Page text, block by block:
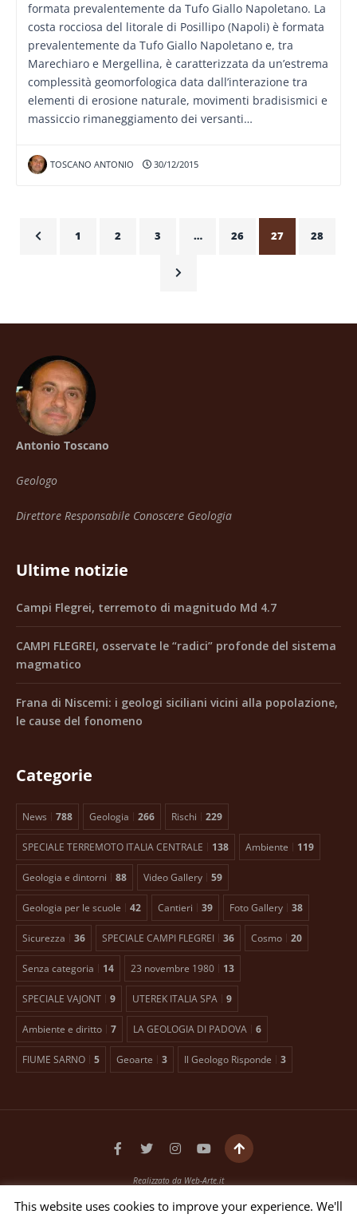
formata prevalentemente da Tufo Giallo Napoletano. La
costa rocciosa del litorale di Posillipo (Napoli) è formata
prevalentemente da Tufo Giallo Napoletano e, tra
Marechiaro e Mergellina, è caratterizzata da un’estrema
complessità geomorfologica data dall’interazione tra
elementi di erosione naturale, movimenti bradisismici e
massiccio rimaneggiamento dei versanti…
TOSCANO ANTONIO 30/12/2015
1 2 3 … 26 27 28
Antonio Toscano
Geologo
Direttore Responsabile Conoscere Geologia
Ultime notizie
Campi Flegrei, terremoto di magnitudo Md 4.7
CAMPI FLEGREI, osservate le “radici” profonde del sistema
magmatico
Frana di Niscemi: i geologi siciliani vicini alla popolazione,
le cause del fonomeno
Categorie
News 788 Geologia 266 Rischi 229
SPECIALE TERREMOTO ITALIA CENTRALE 138 Ambiente 119
Geologia e dintorni 88 Video Gallery 59
Geologia per le scuole 42 Cantieri 39 Foto Gallery 38
Sicurezza 36 SPECIALE CAMPI FLEGREI 36 Cosmo 20
Senza categoria 14 23 novembre 1980 13
SPECIALE VAJONT 9 UTEREK ITALIA SPA 9
Ambiente e diritto 7 LA GEOLOGIA DI PADOVA 6
FIUME SARNO 5 Geoarte 3 Il Geologo Risponde 3
Realizzato da Web-Arte.it
EDITORE ANTONIO TOSCANO Via Bellini, 21 35012 Camposampiero (PD)
This website uses cookies to improve your experience. We'll